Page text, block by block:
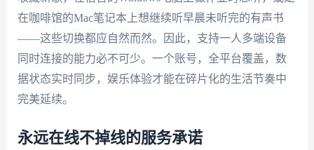
在咖啡馆的Mac笔记本上想继续听早晨未听完的有声书
——这些切换都应自然而然。因此，支持一人多端设备
同时连接的能力必不可少。一个账号，全平台覆盖，数
据状态实时同步，娱乐体验才能在碎片化的生活节奏中
完美延续。
永远在线不掉线的服务承诺